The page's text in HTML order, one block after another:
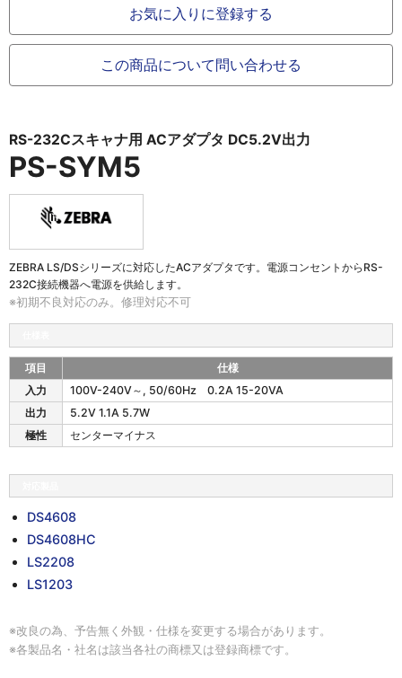
お気に入りに登録する
この商品について問い合わせる
RS-232Cスキャナ用 ACアダプタ DC5.2V出力
PS-SYM5
ZEBRA LS/DSシリーズに対応したACアダプタです。電源コンセントからRS-
232C接続機器へ電源を供給します。
※初期不良対応のみ。修理対応不可
S
Y
の
仕
項目
仕様
入力
100V-240V～, 50/60Hz 0.2A 15-20VA
出力
5.2V 1.1A 5.7W
極性
センターマイナス
DS4608
DS4608HC
LS2208
LS1203
※改良の為、予告無く外観・仕様を変更する場合があります。
※各製品名・社名は該当各社の商標又は登録商標です。